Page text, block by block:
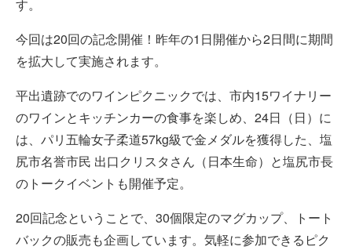
す。
今回は20回の記念開催！昨年の1 日開催から2日間に期間
を拡大して実施されます。
平出遺跡でのワインピクニックでは、市内15ワイナリー
のワインとキッチンカーの食事を楽しめ、 24日（日）に
は、パリ五輪女子柔道57kg級で金メダルを獲得した、塩
尻市名誉市民 出口クリスタさん（日本生命）と塩尻市長
のトークイベントも開催予定。
20回記念ということで、 30個限定のマグカップ、トート
バックの販売も企画しています。気軽に参加できるピク